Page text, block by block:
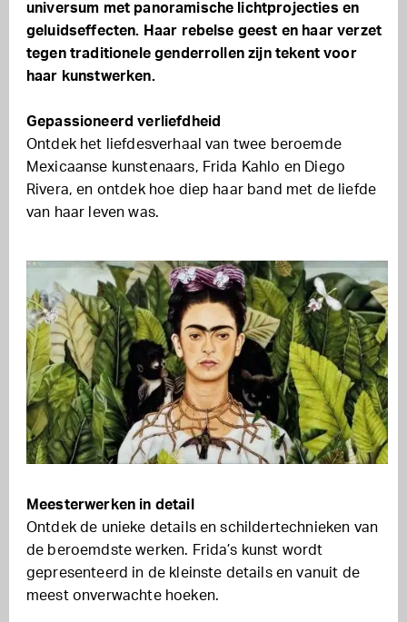
universum met panoramische lichtprojecties en
geluidseffecten. Haar rebelse geest en haar verzet
tegen traditionele genderrollen zijn tekent voor
haar kunstwerken.
Gepassioneerd verliefdheid
Ontdek het liefdesverhaal van twee beroemde
Mexicaanse kunstenaars, Frida Kahlo en Diego
Rivera, en ontdek hoe diep haar band met de liefde
van haar leven was.
Meesterwerken in detail
Ontdek de unieke details en schildertechnieken van
de beroemdste werken. Frida’s kunst wordt
gepresenteerd in de kleinste details en vanuit de
meest onverwachte hoeken.